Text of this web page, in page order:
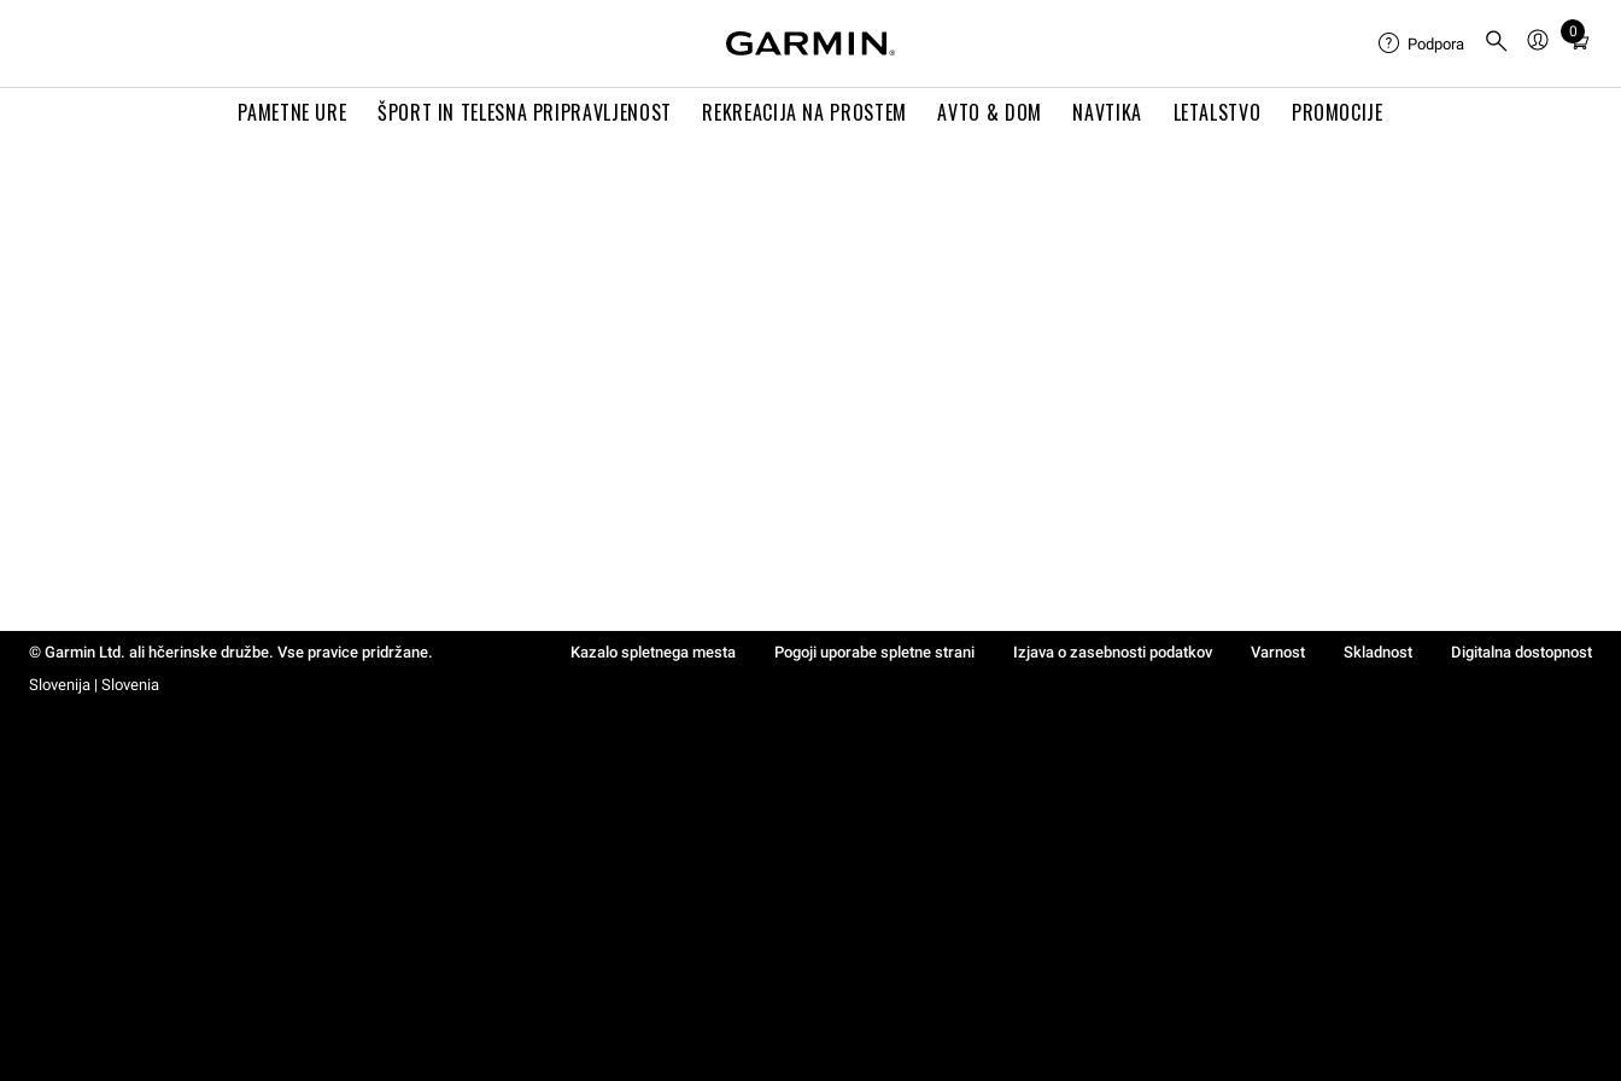
PAMETNE URE ŠPORT IN TELESNA PRIPRAVLJENOST REKREACIJA NA PROSTEM AVTO & DOM NAVTIKA LETALSTVO PROMOCIJE
Podpora
0
Total
in
© Garmin Ltd. ali hčerinske družbe. Vse pravice pridržane. Kazalo spletnega mesta Pogoji uporabe spletne strani Izjava o zasebnosti podatkov Varnost Skladnost
Digitalna dostopnost
Slovenija | Slovenia